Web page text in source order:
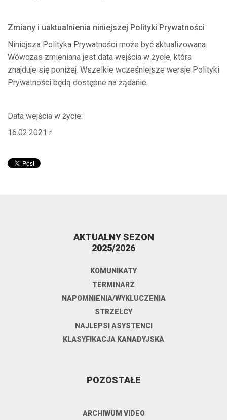
Zmiany i uaktualnienia niniejszej Polityki Prywatności
Niniejsza Polityka Prywatności może być aktualizowana.
Wówczas zmieniana jest data wejścia w życie, która
znajduje się poniżej. Wszelkie wcześniejsze wersje Polityki
Prywatności będą dostępne na żądanie.
Data wejścia w życie:
16.02.2021 r.
AKTUALNY SEZON
2025/2026
KOMUNIKATY
TERMINARZ
NAPOMNIENIA/WYKLUCZENIA
STRZELCY
NAJLEPSI ASYSTENCI
KLASYFIKACJA KANADYJSKA
POZOSTAŁE
ARCHIWUM VIDEO